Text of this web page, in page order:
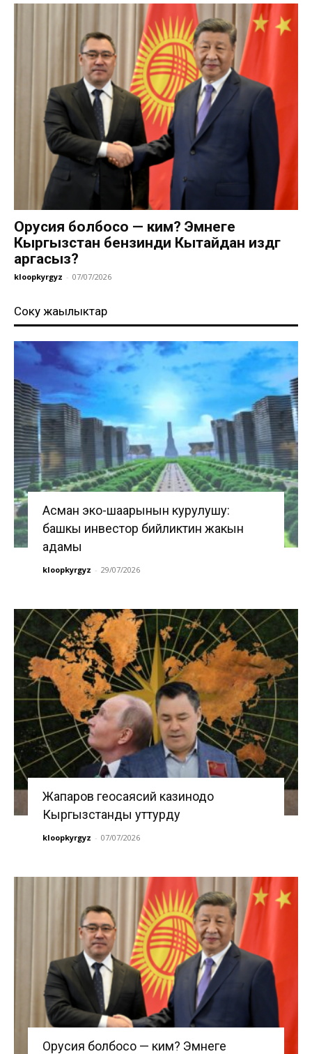
Орусия болбосо — ким? Эмнеге
Кыргызстан бензинди Кытайдан издөөгө
аргасыз?
kloopkyrgyz - 07/07/2026
Соңку жаңылыктар
Асман эко-шаарынын курулушу:
башкы инвестор бийликтин жакын
адамы
kloopkyrgyz - 29/07/2026
Жапаров геосаясий казинодо
Кыргызстанды уттурду
kloopkyrgyz - 07/07/2026
Орусия болбосо — ким? Эмнеге